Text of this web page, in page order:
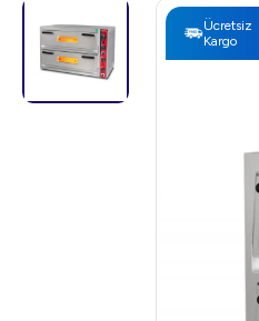
Ücretsiz
Kargo